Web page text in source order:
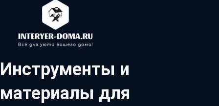
Инструменты и
материалы для